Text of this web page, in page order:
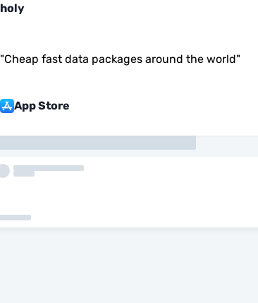
holy
"Cheap fast data packages around the world"
App Store